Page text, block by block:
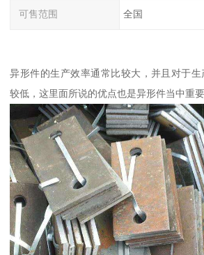
可售范围 全国
异形件的生产效率通常比较大，并且对于
较低，这里面所说的优点也是异形件当中重要